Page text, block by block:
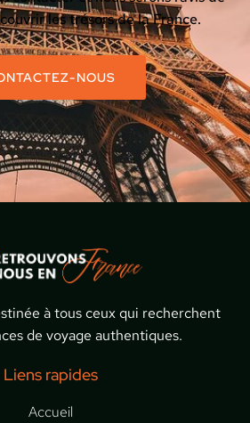
les trésors de la France.
NOUS
à tous ceux qui recherchent
de voyage authentiques.
Liens rapides
Accueil